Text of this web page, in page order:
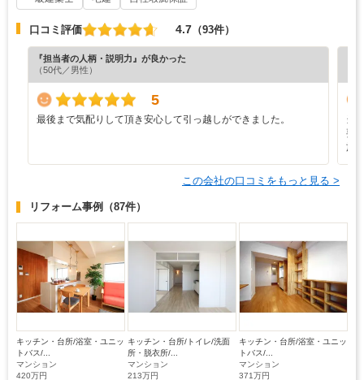
口コミ評価 4.7 （93件）
『担当者の人柄・説明力』が良かった
（50代／男性）
5
最後まで気配りして頂き安心して引っ越しができました。
当
要
施
この会社の口コミをもっと見る >
リフォーム事例 （87件）
キッチン・台所/浴室・ユニッ
トバス/...
マンション
420万円
キッチン・台所/トイレ/洗面
所・脱衣所/...
マンション
213万円
キッチン・台所/浴室・ユニッ
トバス/...
マンション
371万円